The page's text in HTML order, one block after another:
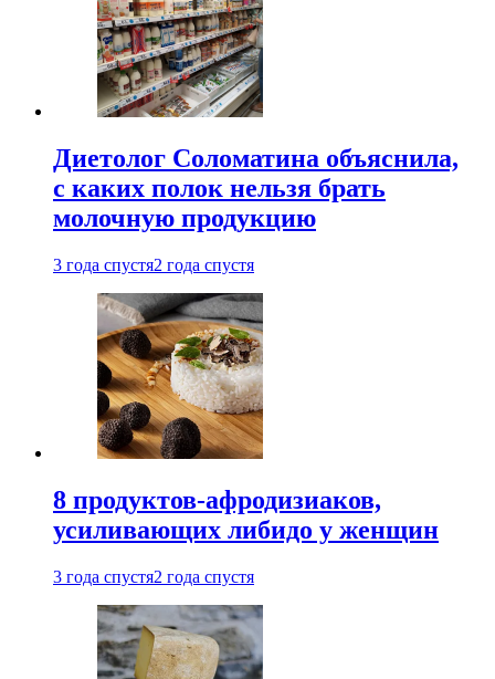
Диетолог Соломатина объяснила,
с каких полок нельзя брать
молочную продукцию
3 года спустя2 года спустя
8 продуктов-афродизиаков,
усиливающих либидо у женщин
3 года спустя2 года спустя